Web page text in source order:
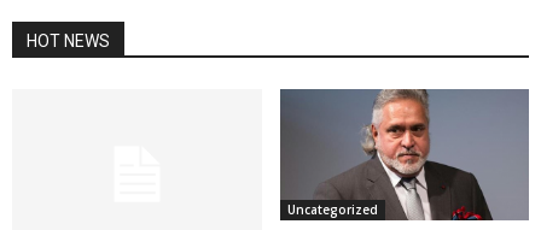
HOT NEWS
Uncategorized